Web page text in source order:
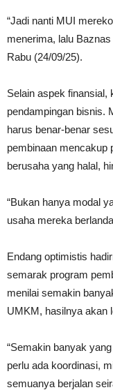
“Jadi nanti MUI
menerima, lalu
Rabu (24/09/25).
Selain aspek finansial,
pendampingan bisnis.
harus benar-benar
pembinaan mencakup
berusaha yang halal,
“Bukan hanya modal
usaha mereka
Endang optimistis
semarak program
menilai semakin
UMKM, hasilnya akan
“Semakin banyak
perlu ada koordinasi,
semuanya berjalan